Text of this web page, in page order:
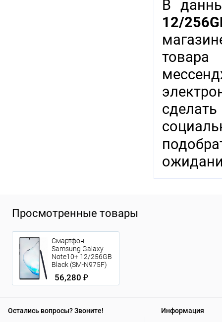
В
12/
Просмотренные товары
Смартфон
Samsung Galaxy
Note10+ 12/256GB
Black (SM-N975F)
56,280 ₽
Остались вопросы? Звоните! Информация